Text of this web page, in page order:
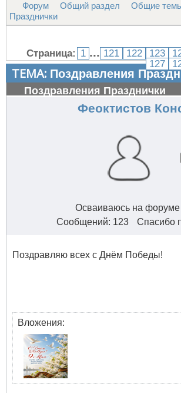
Форум Общий раздел Общие
Празднички
Страница: 1 ... 121 122 123
127
ТЕМА: Поздравления
Поздравления Празднички
Феоктистов
Осваиваюсь на форуме
Сообщений: 123
Спасибо
Поздравляю всех с Днём Победы!
Вложения: